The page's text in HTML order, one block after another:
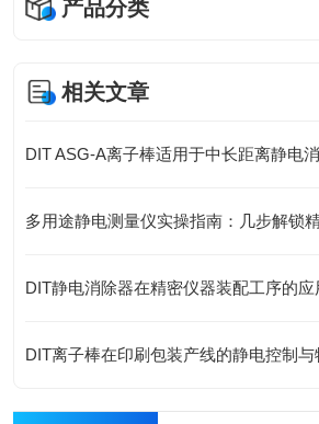
产品分类
相关文章
DIT ASG-A离子棒适用于中长距离静电
DIT静电消除器在精密仪器装配工序的应